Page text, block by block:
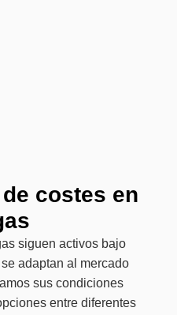
costes en
siguen activos bajo
adaptan al mercado
sus condiciones
entre diferentes